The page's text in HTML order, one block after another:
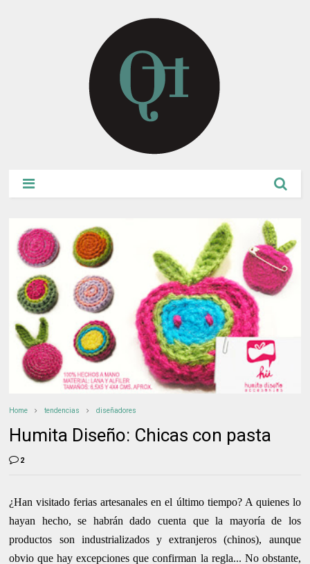
Home tendencias diseñadores
Humita Diseño: Chicas con pasta
2
¿Han visitado ferias artesanales en el último tiempo? A quienes lo
hayan hecho, se habrán dado cuenta que la mayoría de los
productos son industrializados y extranjeros (chinos), aunque
obvio que hay excepciones que confirman la regla... No obstante,